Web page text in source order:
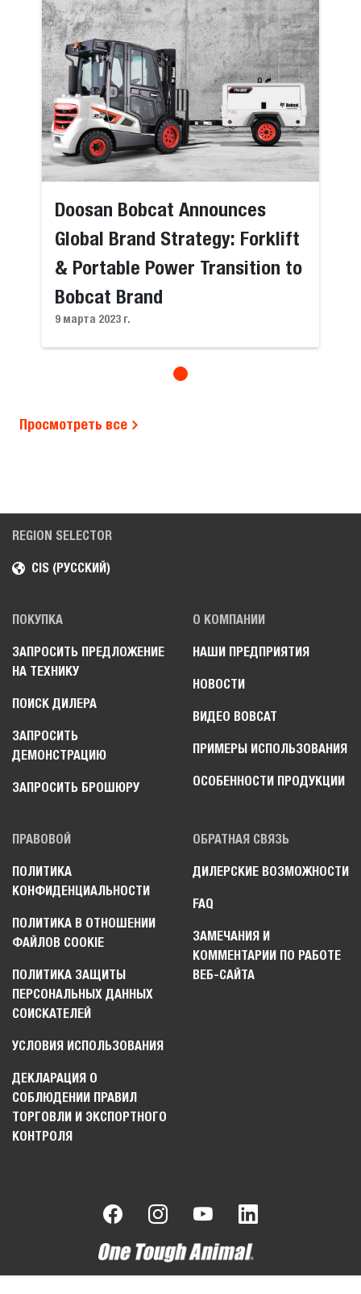
Doosan Bobcat Announces
Global Brand Strategy: Forklift
& Portable Power Transition to
Bobcat Brand
9 марта 2023 г.
Просмотреть все
REGION SELECTOR
CIS (РУССКИЙ)
ПОКУПКА
ЗАПРОСИТЬ ПРЕДЛОЖЕНИЕ
НА ТЕХНИКУ
ПОИСК ДИЛЕРА
ЗАПРОСИТЬ
ДЕМОНСТРАЦИЮ
ЗАПРОСИТЬ БРОШЮРУ
О КОМПАНИИ
НАШИ ПРЕДПРИЯТИЯ
НОВОСТИ
ВИДЕО BOBCAT
ПРИМЕРЫ ИСПОЛЬЗОВАНИЯ
ОСОБЕННОСТИ ПРОДУКЦИИ
ПРАВОВОЙ
ПОЛИТИКА
КОНФИДЕНЦИАЛЬНОСТИ
ПОЛИТИКА В ОТНОШЕНИИ
ФАЙЛОВ COOKIE
ПОЛИТИКА ЗАЩИТЫ
ПЕРСОНАЛЬНЫХ ДАННЫХ
СОИСКАТЕЛЕЙ
УСЛОВИЯ ИСПОЛЬЗОВАНИЯ
ДЕКЛАРАЦИЯ О
СОБЛЮДЕНИИ ПРАВИЛ
ТОРГОВЛИ И ЭКСПОРТНОГО
КОНТРОЛЯ
ОБРАТНАЯ СВЯЗЬ
ДИЛЕРСКИЕ ВОЗМОЖНОСТИ
FAQ
ЗАМЕЧАНИЯ И
КОММЕНТАРИИ ПО РАБОТЕ
ВЕБ-САЙТА